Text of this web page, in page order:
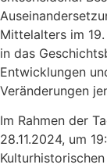
Mittelalters im
in das
Entwicklungen
Veränderungen
Im Rahmen der
28.11.2024, um